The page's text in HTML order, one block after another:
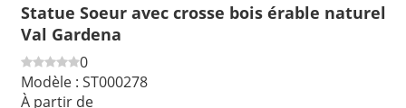
Statue Soeur avec crosse bois érable naturel
Val Gardena
0
Modèle : ST000278
À partir de